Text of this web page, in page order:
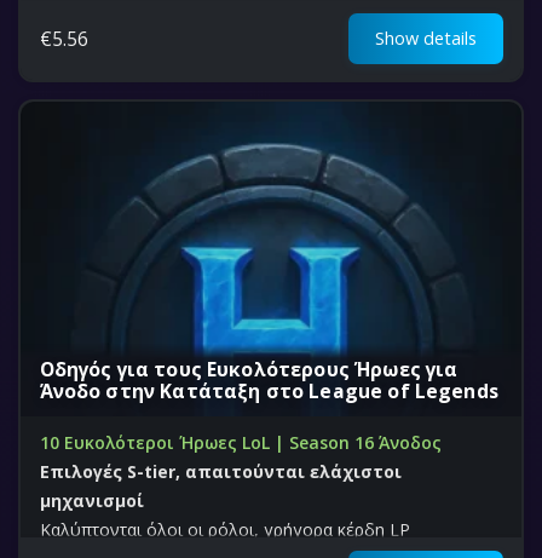
€5.56 Show details
Οδηγός για τους Ευκολότερους Ήρωες για
Άνοδο στην Κατάταξη στο League of Legends
10 Ευκολότεροι Ήρωες LoL | Season 16 Άνοδος
Επιλογές S-tier, απαιτούνται ελάχιστοι
μηχανισμοί
Καλύπτονται όλοι οι ρόλοι, γρήγορα κέρδη LP